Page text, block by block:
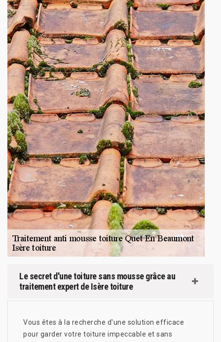
Le secret d'une toiture sans mousse grâce au
traitement expert de Isère toiture
Vous êtes à la recherche d'une solution efficace
pour garder votre toiture impeccable et sans